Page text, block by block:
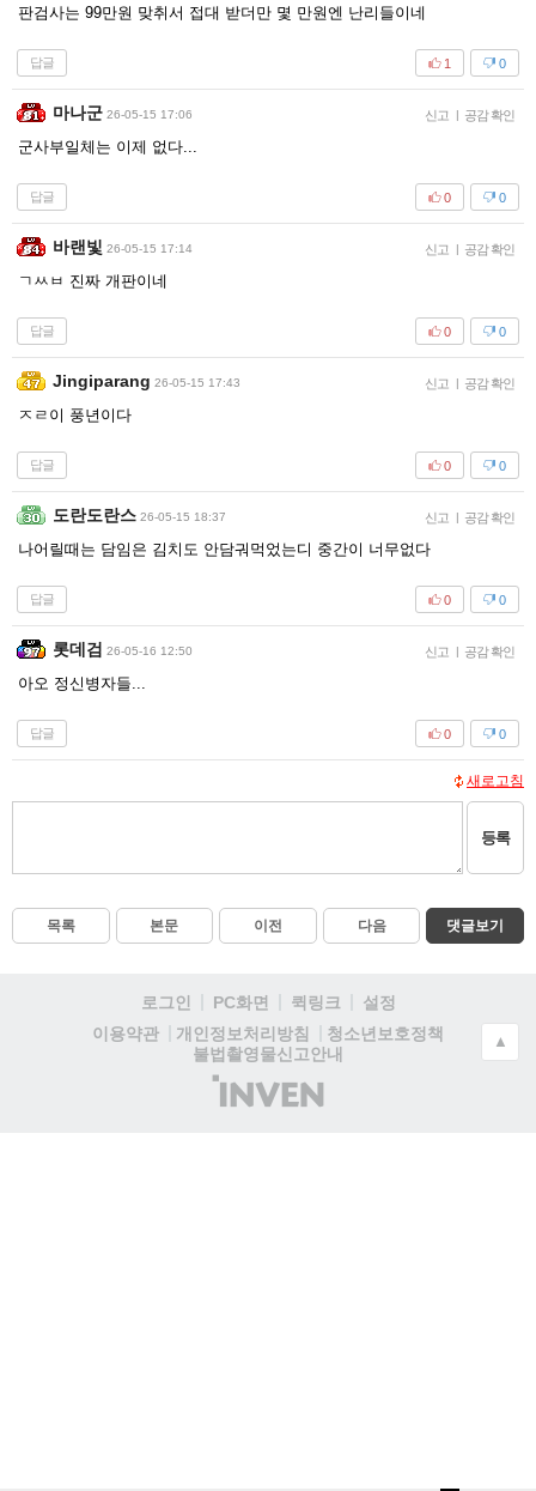
판검사는 99만원 맞취서 접대 받더만 몇 만원엔 난리들이네
답글 0
1
마나군 26-05-15 17:06 신고 | 공감 확인
군사부일체는 이제 없다...
답글 0
0
바랜빛 26-05-15 17:14 신고 | 공감 확인
ㄱㅆㅂ 진짜 개판이네
답글 0
0
Jingiparang 26-05-15 17:43 신고 | 공감 확인
ㅈㄹ이 풍년이다
답글 0
0
도란도란스 26-05-15 18:37 신고 | 공감 확인
나어릴때는 담임은 김치도 안담궈먹었는디 중간이 너무없다
답글 0
0
롯데검 26-05-16 12:50 신고 | 공감 확인
아오 정신병자들...
답글 0
0
새로고침
등록
목록 본문 이전 다음 댓글보기
로그인 PC화면 퀵링크
설정
이용약관
개인정보처리방침
청소년보호정책
불법촬영물신고안내
(주)
인
▲